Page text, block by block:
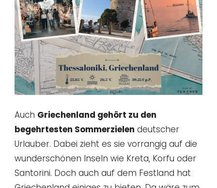
Auch Griechenland gehört zu den
begehrtesten Sommerzielen deutscher
Urlauber. Dabei zieht es sie vorrangig auf die
wunderschönen Inseln wie Kreta, Korfu oder
Santorini. Doch auch auf dem Festland hat